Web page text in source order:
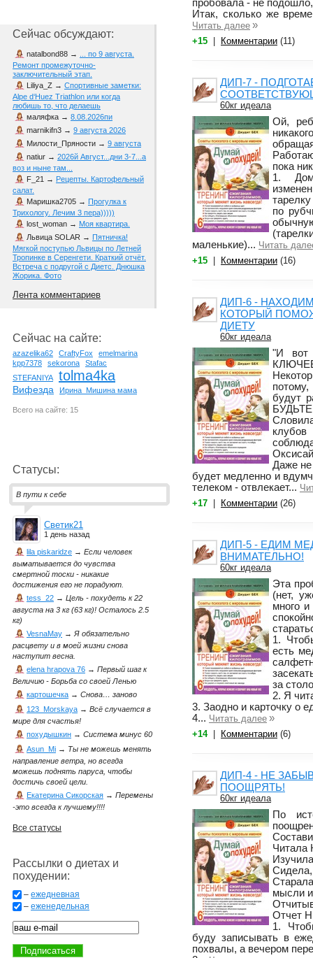
пробовала - не
Итак, сколько же
Читать далее »
+15 Комментарии (11)
ДИП-7 -
60кг идеала
Ой,
пока
1.
по
маленькие)... Читать
+15
Комментарии (16)
ДИП-6 -
КОТОРЫЙ
ДИЕТУ
60кг идеала
"И вот
будут
Даже не
будет медленно и
телеком - отвлекает...
+17
Комментарии (26)
ДИП-5 - ЕДИМ
ВНИМАТЕЛЬНО!
60кг идеала
Эта
(нет,
много
1.
есть
за
2. Я
3. Заодно и карточку о
4... Читать далее »
+14 Комментарии (6)
ДИП-4 - НЕ
ПООЩРЯТЬ!
60кг идеала
По
Читала
Сидела,
мысли и
Отчет
1.
буду записывать в
похвалы, а вечером
Сейчас обсуждают:
natalbond88 → ... по 9 августа.
Ремонт промежуточно-
заключительный этап.
Liliya_Z → Спортивные заметки:
Alpe d‘Huez Triathlon или когда
любишь то, что делаешь
маляфка → 8.08.2026пи
marnikifn3 → 9 августа 2026
Милости_Пряности → 9 августа
natiur → 2026й Август...дни 3-7...а
воз и ныне там...
F_21 → Рецепты. Картофельный
салат.
Маришка2705 → Прогулка к
Трихологу. Лечим 3 пера)))))
lost_woman → Моя квартира.
Львица SOLAR → Пятничка!
Мягкой поступью Львицы по Летней
Тропинке в Серенгети. Краткий отчёт.
Встреча с подругой с Диетс. Днюшка
Жорика. Фото
Лента комментариев
Сейчас на сайте:
azazelika62 CraftyFox
emelmarina
kpp7378
sekorona
Stafac
STEFANIYA
tolma4ka
Вифезда Ирина_Мишина мама
Всего на сайте: 15
Статусы:
В пути к себе
Светик21
1 день назад
lila piskaridze → Если человек
выматывается до чувства
смертной тоски - никакие
достижения его не порадуют.
tess_22 → Цель - похудеть к 22
августа на 3 кг (63 кг)! Осталось 2.5
кг)
VesnaMay →Я обязательно
расцвету и в моей жизни снова
наступит весна.
elena hrapova 76 → Первый шаг к
Величию - Борьба со своей Ленью
картошечка → Снова… заново
123_Morskaya → Всё случается в
мире для счастья!
похудышкин → Система минус 60
Asun_Mi → Ты не можешь менять
направление ветра, но всегда
можешь поднять паруса, чтобы
достичь своей цели.
Екатерина Сикорская → Перемены
-это всегда к лучшему!!!!
Все статусы
Рассылки о диетах и
похудении:
– ежедневная
– еженедельная